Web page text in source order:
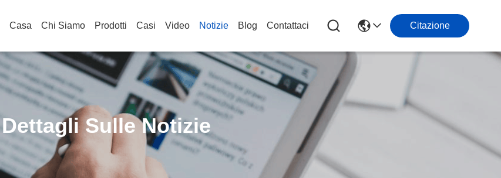
Casa Chi Siamo Prodotti Casi Video Notizie Blog Contattaci Citazione
Dettagli Sulle Notizie